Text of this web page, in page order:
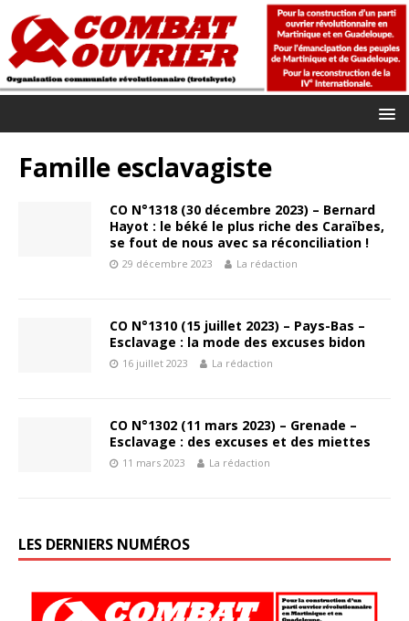
Famille esclavagiste
CO N°1318 (30 décembre 2023) – Bernard
Hayot : le béké le plus riche des Caraïbes,
se fout de nous avec sa réconciliation !
29 décembre 2023 La rédaction
CO N°1310 (15 juillet 2023) – Pays-Bas –
Esclavage : la mode des excuses bidon
16 juillet 2023 La rédaction
CO N°1302 (11 mars 2023) – Grenade –
Esclavage : des excuses et des miettes
11 mars 2023 La rédaction
LES DERNIERS NUMÉROS